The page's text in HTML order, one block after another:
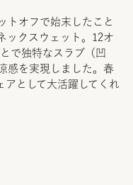
トオフで始末したこと
ックスウェット。12オ
で独特なスラブ（凹
感を実現しました。春
アとして大活躍してくれ